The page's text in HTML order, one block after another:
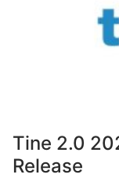
Tine 2.0
Release